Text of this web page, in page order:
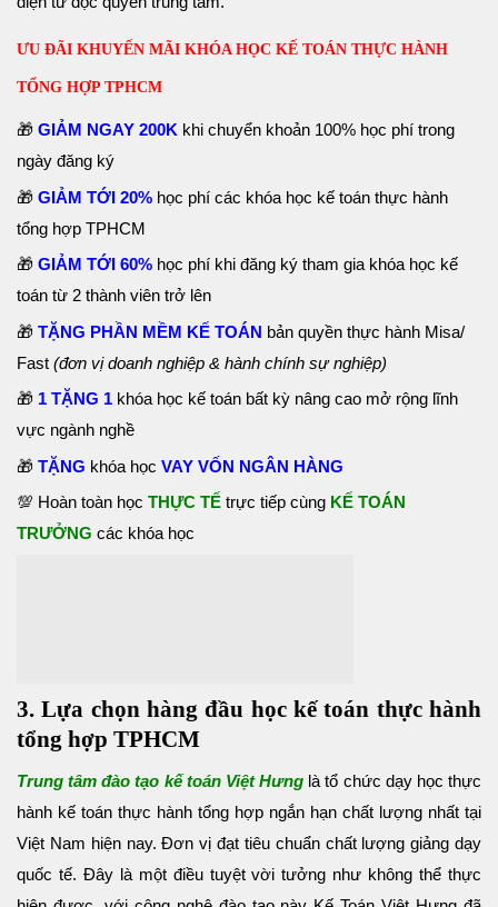
ƯU ĐÃI KHUYẾN MÃI KHÓA HỌC KẾ TOÁN THỰC HÀNH
TỔNG HỢP TPHCM
🎁 GIẢM NGAY 200K khi chuyển khoản 100% học phí trong
ngày đăng ký
🎁 GIẢM TỚI 20% học phí các khóa học kế toán thực hành
tổng hợp TPHCM
🎁 GIẢM TỚI 60% học phí khi đăng ký tham gia khóa học kế
toán từ 2 thành viên trở lên
🎁 TẶNG PHẦN MỀM KẾ TOÁN bản quyền thực hành Misa/
Fast (đơn vị doanh nghiệp & hành chính sự nghiệp)
🎁 1 TẶNG 1 khóa học kế toán bất kỳ nâng cao mở rộng lĩnh
vực ngành nghề
🎁 TẶNG khóa học VAY VỐN NGÂN HÀNG
💯 Hoàn toàn học THỰC TẾ trực tiếp cùng KẾ TOÁN
TRƯỞNG các khóa học
3. Lựa chọn hàng đầu học kế toán thực hành
tổng hợp TPHCM
Trung tâm đào tạo kế toán Việt Hưng là tổ chức dạy học thực
hành kế toán thực hành tổng hợp ngắn hạn chất lượng nhất tại
Việt Nam hiện nay. Đơn vị đạt tiêu chuẩn chất lượng giảng dạy
quốc tế. Đây là một điều tuyệt vời tưởng như không thể thực